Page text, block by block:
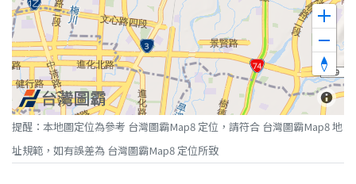
提醒：本地圖定位為參考 台灣圖霸Map8 定位，請符合 台灣圖霸Map8 地
址規範，如有誤差為 台灣圖霸Map8 定位所致